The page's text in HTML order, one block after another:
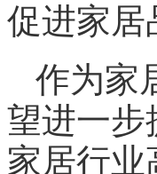
促进家居
作为家
望进一步
家居行业